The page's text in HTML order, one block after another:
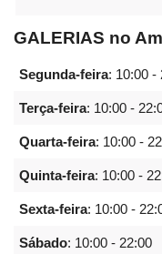
GALERIAS no
Segunda-feira: 10:00 -
Terça-feira: 10:00 -
Quarta-feira: 10:00 -
Quinta-feira: 10:00 -
Sexta-feira: 10:00 -
Sábado: 10:00 - 22:00